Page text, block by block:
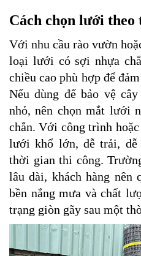
Cách chọn lưới theo
Với nhu cầu rào vườn
loại lưới có sợi nhựa
chiều cao phù hợp để
Nếu dùng để bảo vệ
nhỏ, nên chọn mắt lưới
chắn. Với công trình
lưới khổ lớn, dễ trải, dễ
thời gian thi công.
lâu dài, khách hàng nên
bền nắng mưa và chất
trạng giòn gãy sau một